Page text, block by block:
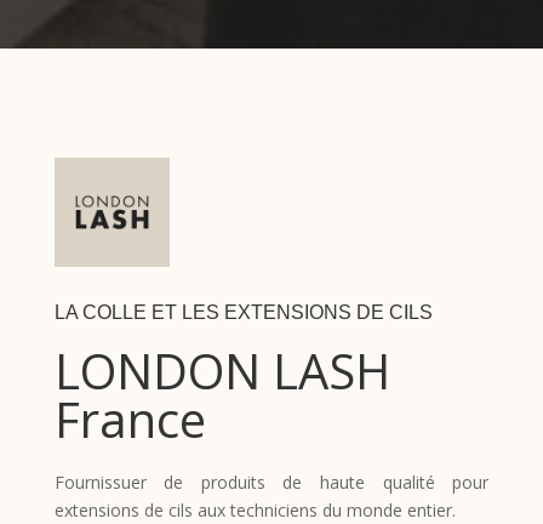
LA COLLE ET LES EXTENSIONS DE CILS
LONDON LASH
France
Fournissuer de produits de haute qualité pour
extensions de cils aux techniciens du monde entier.